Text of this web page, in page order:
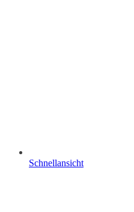
Schnellansicht